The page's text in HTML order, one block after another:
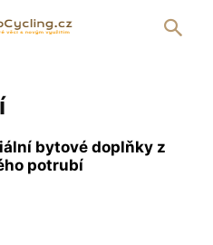
bytové doplňky z
potrubí